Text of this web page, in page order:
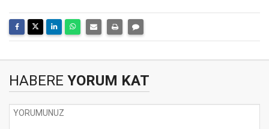
HABERE YORUM KAT